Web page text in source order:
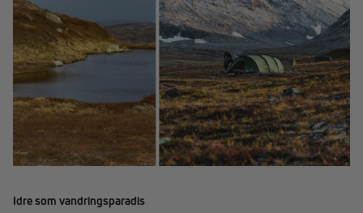
Idre som vandringsparadis